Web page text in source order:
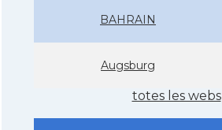
BAHRAIN
Augsburg
totes les webs